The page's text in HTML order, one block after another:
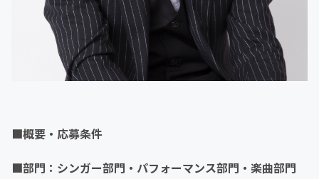
■概要・応募条件
■部門：シンガー部門・パフォーマンス部門・楽曲部門